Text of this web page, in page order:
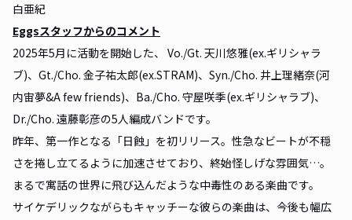
白亜紀
Eggsスタッフからのコメント
2025年5月に活動を開始した、 Vo./Gt. 天川悠雅(ex.ギリシャラ
ブ)、Gt./Cho. 金子祐太郎(ex.STRAM)、Syn./Cho. 井上理緒奈(河
内宙夢&A few friends)、Ba./Cho. 守屋咲季(ex.ギリシャラブ)、
Dr./Cho. 遠藤彰彦の5人編成バンドです。
昨年、第一作となる「日蝕」を初リリース。性急なビートが不穏
さを捲し立てるように加速させており、終始怪しげな雰囲気…。
まるで寓話の世界に飛び込んだような中毒性のある楽曲です。
サイケデリックながらもキャッチーな彼らの楽曲は、今後も幅広